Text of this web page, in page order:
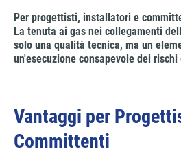
Per progettisti, installatori e
La tenuta ai gas nei collegamenti
solo una qualità tecnica, ma un
un'esecuzione consapevole dei
Vantaggi per
Committenti